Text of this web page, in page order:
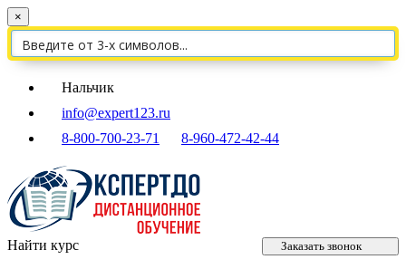
×
Нальчик
info@expert123.ru
8-800-700-23-71
8-960-472-42-44
Найти курс Заказать звонок